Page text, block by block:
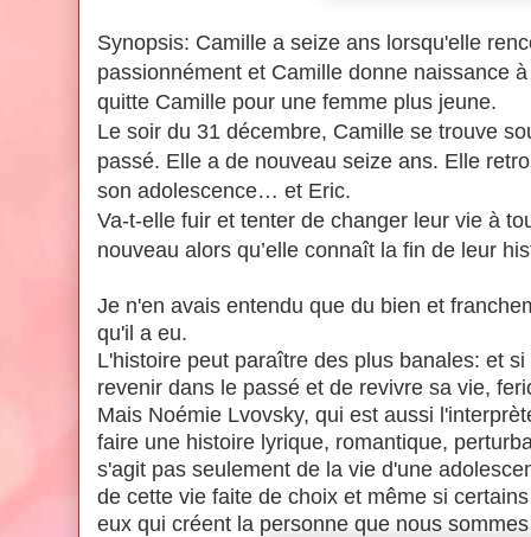
Synopsis: Camille a seize ans lorsqu'elle
passionnément et Camille donne naissance
quitte Camille pour une femme plus jeune.
Le soir du 31 décembre, Camille se trouve
passé. Elle a de nouveau seize ans. Elle
son adolescence… et Eric.
Va-t-elle fuir et tenter de changer leur vie à
nouveau alors qu’elle connaît la fin de leur
Je n'en avais entendu que du bien et
qu'il a eu.
L'histoire peut paraître des plus banales: et
revenir dans le passé et de revivre sa vie,
Mais Noémie Lvovsky, qui est aussi
faire une histoire lyrique, romantique,
s'agit pas seulement de la vie d'une
de cette vie faite de choix et même si
eux qui créent la personne que nous